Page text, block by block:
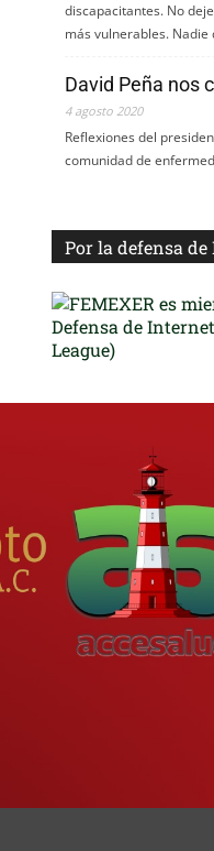
discapacitantes. No
más vulnerables.
David Peña nos
4 agosto 2020
Reflexiones del
comunidad de
Por la defensa